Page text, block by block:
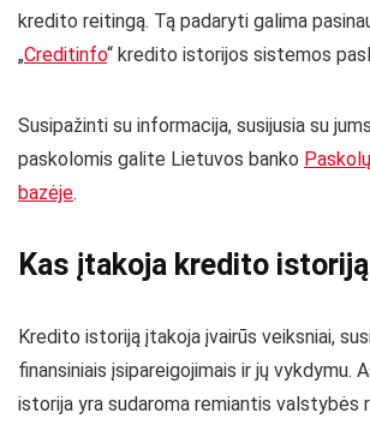
kredito reitingą. Tą padaryti galima
„Creditinfo“ kredito istorijos sistemos
Susipažinti su informacija, susijusia su
paskolomis galite Lietuvos banko
bazėje.
Kas įtakoja kredito
Kredito istoriją įtakoja įvairūs veiksniai,
finansiniais įsipareigojimais ir jų vykdymu.
istorija yra sudaroma remiantis valstybės